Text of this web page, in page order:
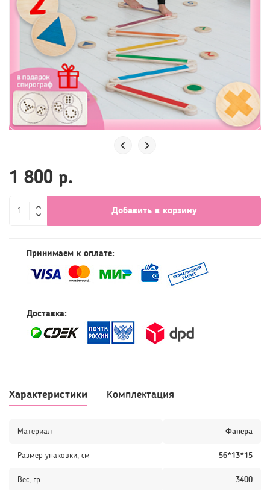
1 800 р.
Добавить в корзину
Принимаем к оплате:
Доставка:
Материал Фанера
Размер упаковки, см 56*13*15
Вес, гр. 3400